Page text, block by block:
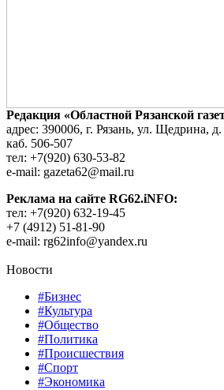
Редакция «Областной Рязанской
адрес: 390006, г. Рязань, ул. Щедрина,
каб. 506-507
тел: +7(920) 630-53-82
e-mail: gazeta62@mail.ru
Реклама на сайте RG62.iNFO:
тел: +7(920) 632-19-45
+7 (4912) 51-81-90
e-mail: rg62info@yandex.ru
Новости
#Бизнес
#Культура
#Общество
#Политика
#Происшествия
#Спорт
#Экономика